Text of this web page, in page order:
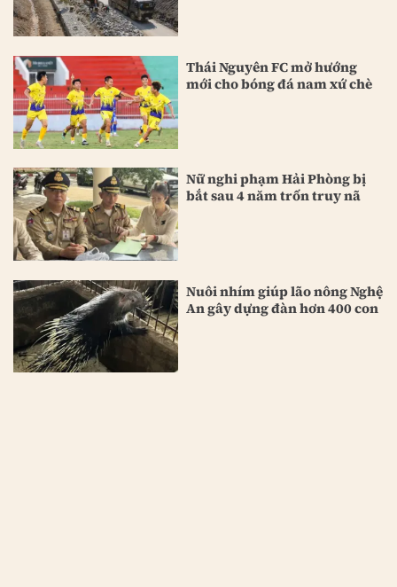
Thái Nguyên FC mở hướng
mới cho bóng đá nam xứ chè
Nữ nghi phạm Hải Phòng bị
bắt sau 4 năm trốn truy nã
Nuôi nhím giúp lão nông Nghệ
An gây dựng đàn hơn 400 con